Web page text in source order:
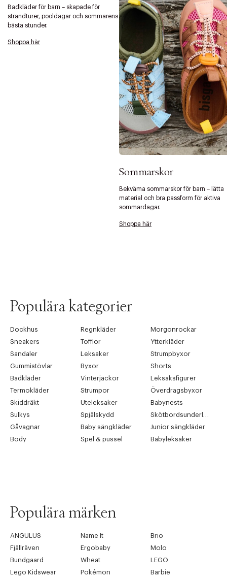
Badkläder för barn – skapade för
strandturer, pooldagar och sommarens
bästa stunder.
Shoppa här
Sommarskor
Bekväma sommarskor för barn – lätta
material och bra passform för aktiva
sommardagar.
Shoppa här
Populära kategorier
Dockhus Regnkläder
Morgonrockar
Sneakers
Tofflor
Ytterkläder
Sandaler
Leksaker
Strumpbyxor
Gummistövlar
Byxor
Shorts
Badkläder
Vinterjackor
Leksaksfigurer
Termokläder
Strumpor
Överdragsbyxor
Skiddräkt
Uteleksaker
Babynests
Sulkys
Spjälskydd
Gåvagnar
Baby sängkläder
Junior sängkläder
Body
Spel & pussel Babyleksaker
Populära märken
ANGULUS Name It
Brio
Fjällräven
Ergobaby
Molo
Bundgaard
Wheat
LEGO
Lego Kidswear
Pokémon
Barbie